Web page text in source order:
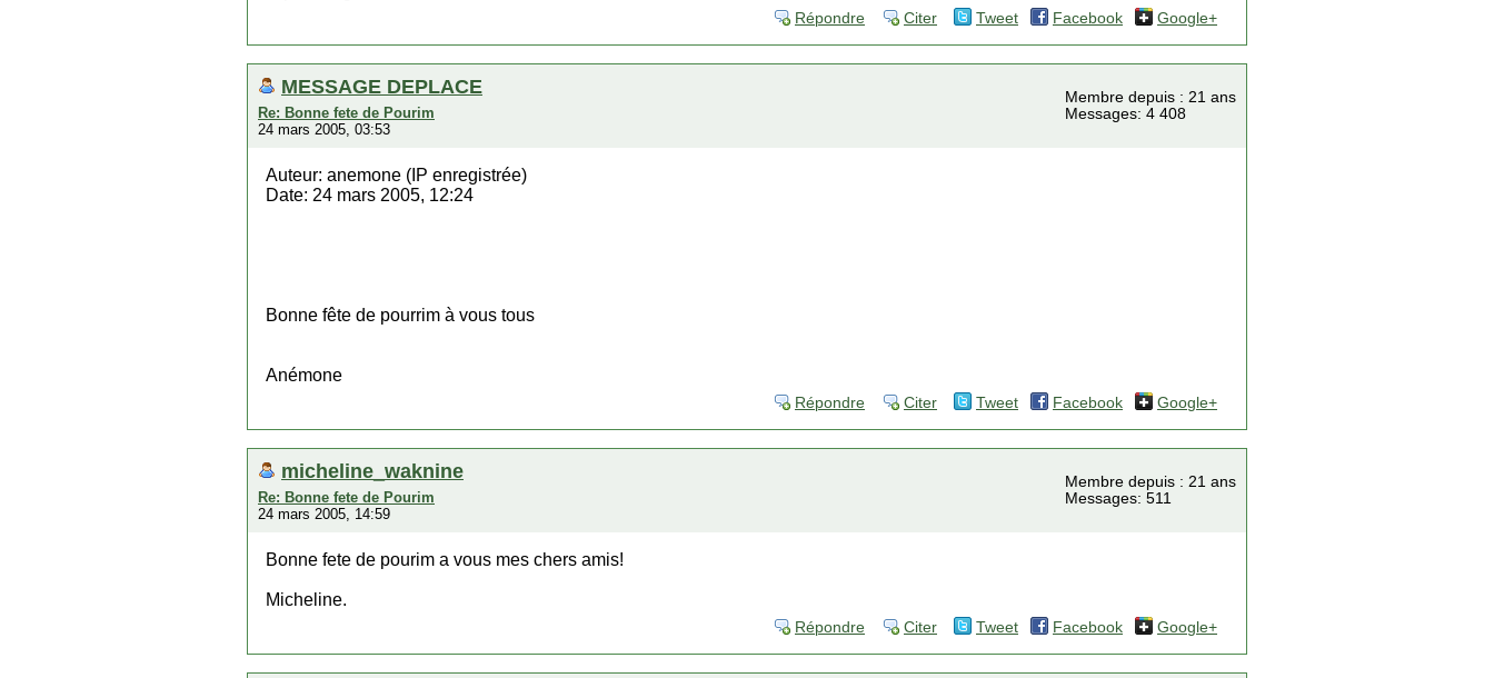
Répondre Citer Tweet Facebook Google+
MESSAGE DEPLACE
Re: Bonne fete de Pourim
24 mars 2005, 03:53
Membre depuis : 21 ans
Messages: 4 408
Auteur: anemone (IP enregistrée)
Date: 24 mars 2005, 12:24
Bonne fête de pourrim à vous tous
Anémone
Répondre Citer Tweet Facebook Google+
micheline_waknine
Re: Bonne fete de Pourim
24 mars 2005, 14:59
Membre depuis : 21 ans
Messages: 511
Bonne fete de pourim a vous mes chers amis!
Micheline.
Répondre Citer Tweet Facebook Google+